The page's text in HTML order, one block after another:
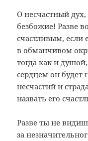
О несчастный
безбожие! Разве
счастливым, если
в обманчивом
тогда как и
сердцем он будет
несчастий и
назвать его
Разве ты не
за